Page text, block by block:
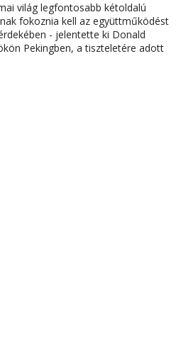
világ legfontosabb kétoldalú
fokoznia kell az együttműködést
- jelentette ki Donald
Pekingben, a tiszteletére adott